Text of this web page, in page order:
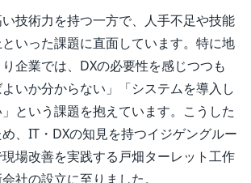
技術力を持つ一方で、人手不足や技能
いった課題に直面しています。特に地
企業では、DXの必要性を感じつつも
よいか分からない」「システムを導入し
という課題を抱えています。こうした
、IT・DXの知見を持つイジゲングルー
場改善を実践する戸畑ターレット工作
社の設立に至りました。